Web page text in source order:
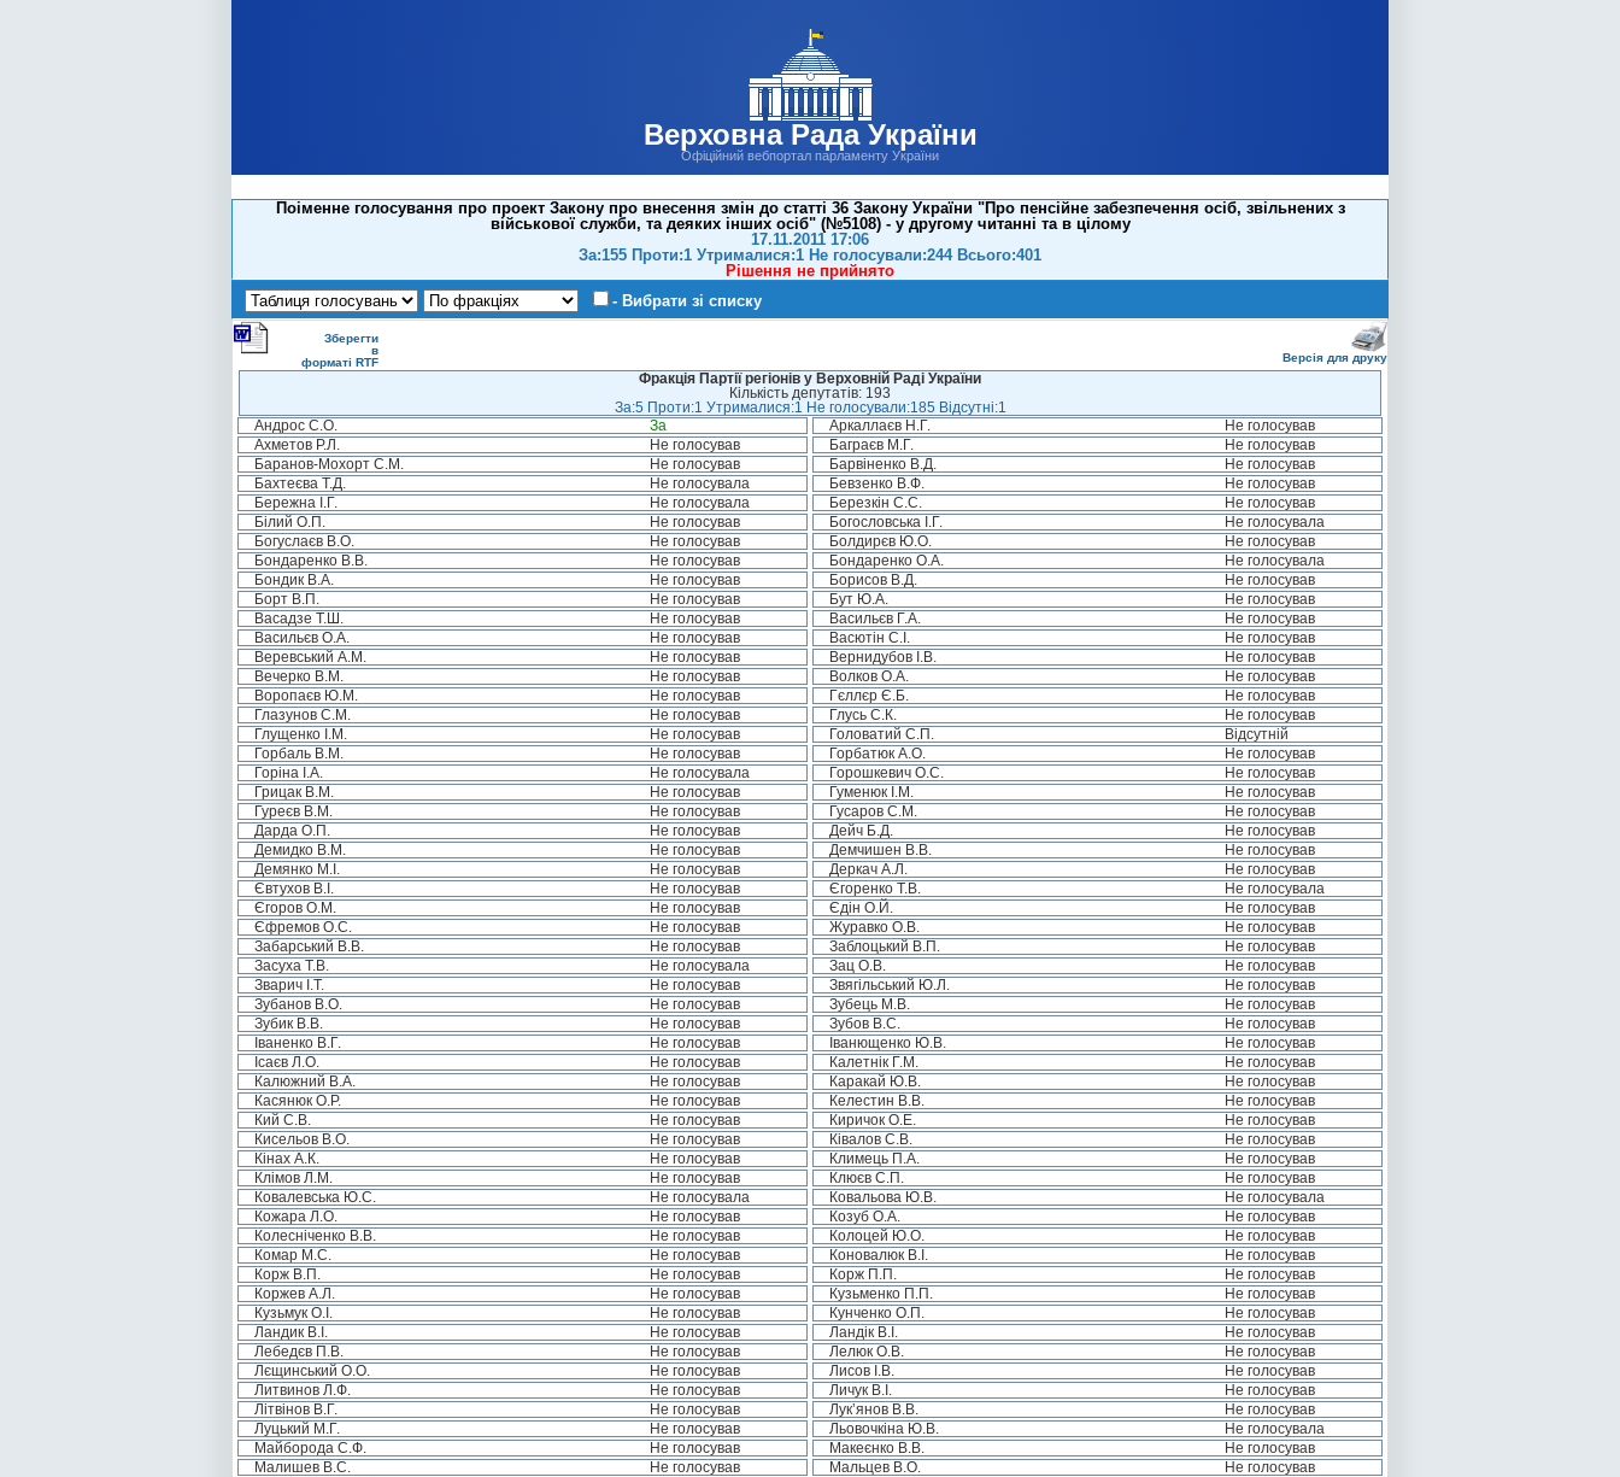
Верховна Рада України
Офіційний вебпортал парламенту України
Поіменне голосування про проект Закону про внесення змін до статті 36 Закону України "Про пенсійне забезпечення осіб, звільнених з
військової служби, та деяких інших осіб" (№5108) - у другому читанні та в цілому
17.11.2011 17:06
За:155 Проти:1 Утрималися:1 Не голосували:244 Всього:401
Рішення не прийнято
- Вибрати зі списку
Зберегти
в
форматі RTF
Версія для друку
Фракція Партії регіонів у Верховній Раді України
Кількість депутатів: 193
За:5 Проти:1 Утрималися:1 Не голосували:185 Відсутні:1
Андрос С.О.
За Аркаллаєв Н.Г.
Не голосував
Ахметов Р.Л.
Не голосував Баграєв М.Г.
Не голосував
Баранов-Мохорт С.М.
Не голосував Барвіненко В.Д.
Не голосував
Бахтеєва Т.Д.
Не голосувала Бевзенко В.Ф.
Не голосував
Бережна І.Г.
Не голосувала Березкін С.С.
Не голосував
Білий О.П.
Не голосував Богословська І.Г.
Не голосувала
Богуслаєв В.О.
Не голосував Болдирєв Ю.О.
Не голосував
Бондаренко В.В.
Не голосував Бондаренко О.А.
Не голосувала
Бондик В.А.
Не голосував Борисов В.Д.
Не голосував
Борт В.П.
Не голосував Бут Ю.А.
Не голосував
Васадзе Т.Ш.
Не голосував Васильєв Г.А.
Не голосував
Васильєв О.А.
Не голосував Васютін С.І.
Не голосував
Веревський А.М.
Не голосував Вернидубов І.В.
Не голосував
Вечерко В.М.
Не голосував Волков О.А.
Не голосував
Воропаєв Ю.М.
Не голосував Гєллєр Є.Б.
Не голосував
Глазунов С.М.
Не голосував Глусь С.К.
Не голосував
Глущенко І.М.
Не голосував Головатий С.П.
Відсутній
Горбаль В.М.
Не голосував Горбатюк А.О.
Не голосував
Горіна І.А.
Не голосувала Горошкевич О.С.
Не голосував
Грицак В.М.
Не голосував Гуменюк І.М.
Не голосував
Гуреєв В.М.
Не голосував Гусаров С.М.
Не голосував
Дарда О.П.
Не голосував Дейч Б.Д.
Не голосував
Демидко В.М.
Не голосував Демчишен В.В.
Не голосував
Демянко М.І.
Не голосував Деркач А.Л.
Не голосував
Євтухов В.І.
Не голосував Єгоренко Т.В.
Не голосувала
Єгоров О.М.
Не голосував Єдін О.Й.
Не голосував
Єфремов О.С.
Не голосував Журавко О.В.
Не голосував
Забарський В.В.
Не голосував Заблоцький В.П.
Не голосував
Засуха Т.В.
Не голосувала Зац О.В.
Не голосував
Зварич І.Т.
Не голосував Звягільський Ю.Л.
Не голосував
Зубанов В.О.
Не голосував Зубець М.В.
Не голосував
Зубик В.В.
Не голосував Зубов В.С.
Не голосував
Іваненко В.Г.
Не голосував Іванющенко Ю.В.
Не голосував
Ісаєв Л.О.
Не голосував Калетнік Г.М.
Не голосував
Калюжний В.А.
Не голосував Каракай Ю.В.
Не голосував
Касянюк О.Р.
Не голосував Келестин В.В.
Не голосував
Кий С.В.
Не голосував Киричок О.Е.
Не голосував
Кисельов В.О.
Не голосував Ківалов С.В.
Не голосував
Кінах А.К.
Не голосував Климець П.А.
Не голосував
Клімов Л.М.
Не голосував Клюєв С.П.
Не голосував
Ковалевська Ю.С.
Не голосувала Ковальова Ю.В.
Не голосувала
Кожара Л.О.
Не голосував Козуб О.А.
Не голосував
Колесніченко В.В.
Не голосував Колоцей Ю.О.
Не голосував
Комар М.С.
Не голосував Коновалюк В.І.
Не голосував
Корж В.П.
Не голосував Корж П.П.
Не голосував
Коржев А.Л.
Не голосував Кузьменко П.П.
Не голосував
Кузьмук О.І.
Не голосував Кунченко О.П.
Не голосував
Ландик В.І.
Не голосував Ландік В.І.
Не голосував
Лебедєв П.В.
Не голосував Лелюк О.В.
Не голосував
Лєщинський О.О.
Не голосував Лисов І.В.
Не голосував
Литвинов Л.Ф.
Не голосував Личук В.І.
Не голосував
Літвінов В.Г.
Не голосував Лук’янов В.В.
Не голосував
Луцький М.Г.
Не голосував Льовочкіна Ю.В.
Не голосувала
Майборода С.Ф.
Не голосував Макеєнко В.В.
Не голосував
Малишев В.С.
Не голосував Мальцев В.О.
Не голосував